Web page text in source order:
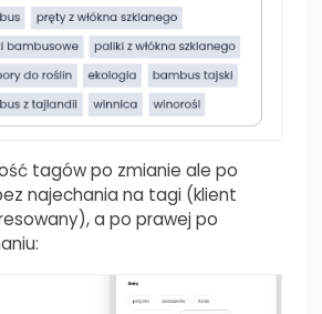
tagów po zmianie ale po
najechania na tagi (klient
a po prawej po